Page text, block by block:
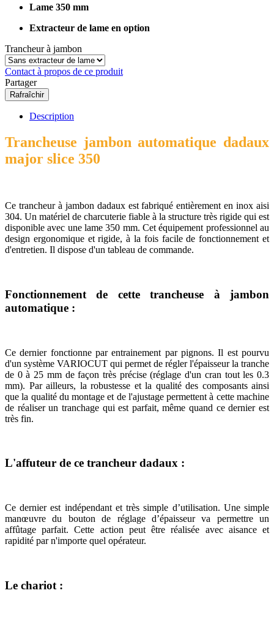
Lame 350 mm
Extracteur de lame en option
Trancheur à jambon
Contact à propos de ce produit
Partager
Description
Trancheuse jambon automatique dadaux
major slice 350
Ce trancheur à jambon dadaux est fabriqué entièrement en inox aisi
304. Un matériel de charcuterie fiable à la structure très rigide qui est
disponible avec une lame 350 mm. Cet équipement professionnel au
design ergonomique et rigide, à la fois facile de fonctionnement et
d'entretien. Il dispose d'un tableau de commande.
Fonctionnement de cette trancheuse à jambon
automatique :
Ce dernier fonctionne par entrainement par pignons. Il est pourvu
d'un système VARIOCUT qui permet de régler l'épaisseur la tranche
de 0 à 25 mm de façon très précise (réglage d'un cran tout les 0.3
mm). Par ailleurs, la robustesse et la qualité des composants ainsi
que la qualité du montage et de l'ajustage permettent à cette machine
de réaliser un tranchage qui est parfait, même quand ce dernier est
très fin.
L'affuteur de ce trancheur dadaux :
Ce dernier est indépendant et très simple d’utilisation. Une simple
manœuvre du bouton de réglage d’épaisseur va permettre un
affûtage parfait. Cette action peut être réalisée avec aisance et
rapidité par n'importe quel opérateur.
Le chariot :